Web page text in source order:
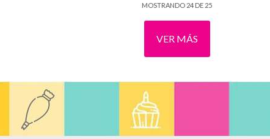
MOSTRANDO 24 DE 25
VER MÁS